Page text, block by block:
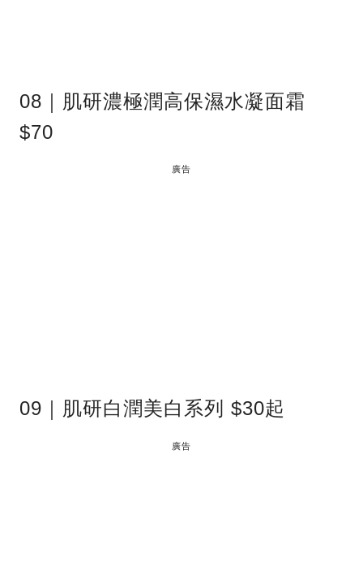
08｜肌研濃極潤高保濕水凝面霜
$70
廣告
09｜肌研白潤美白系列 $30起
廣告